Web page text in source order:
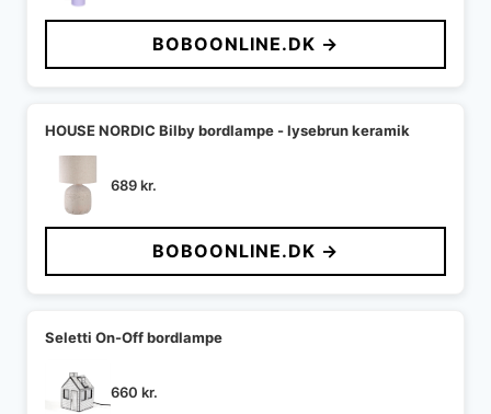
pris
var:
1.299 kr..
pris
er:
650 kr..
BOBOONLINE.DK →
HOUSE NORDIC Bilby bordlampe - lysebrun keramik
689kr.
BOBOONLINE.DK →
Seletti On-Off bordlampe
660 kr.